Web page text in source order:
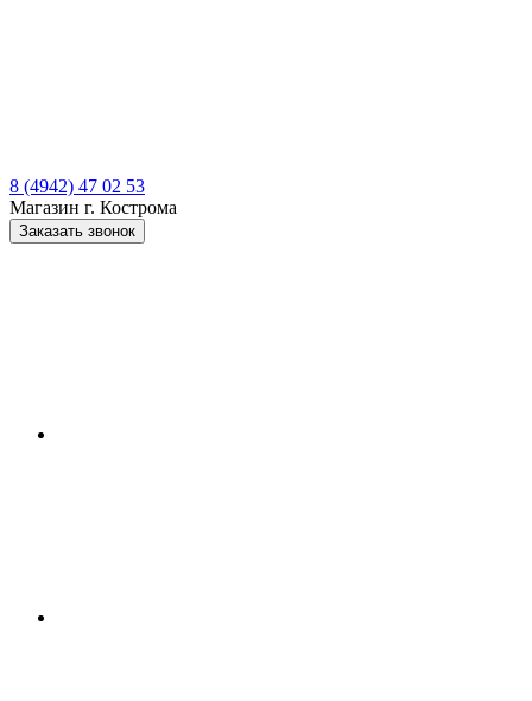
8 (4942) 47 02 53
Магазин г. Кострома
Заказать звонок